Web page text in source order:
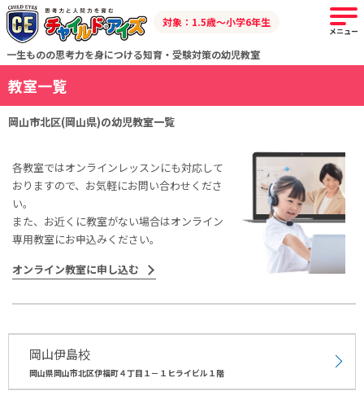
一生ものの思考力を身につける知育・受験対策の幼児教室
対象：1.5歳～小学6年生
メニュー
教室一覧
岡山市北区(岡山県)の幼児教室一覧
各教室ではオンラインレッスンにも対応して
おりますので、お気軽にお問い合わせくださ
い。
また、お近くに教室がない場合はオンライン
専用教室にお申込みください。
オンライン教室に申し込む
岡山伊島校
岡山県岡山市北区伊福町４丁目１－１ヒライビル１階